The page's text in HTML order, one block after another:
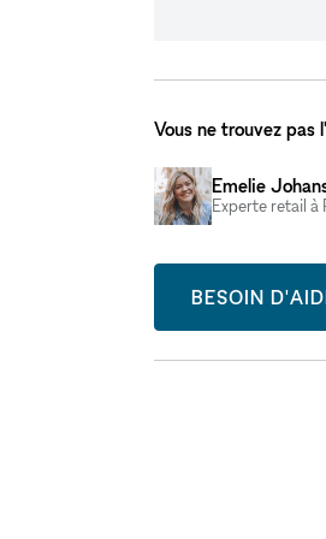
Vous ne trouvez pas
Emelie
Experte retail à
BESOIN